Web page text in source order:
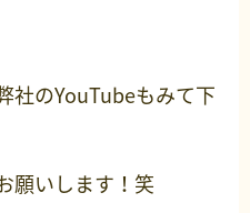
社のYouTubeもみて下
願いします！笑